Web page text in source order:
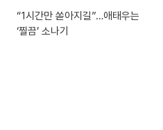
“1시간만 쏟아지길”…애태우는
‘찔끔’ 소나기